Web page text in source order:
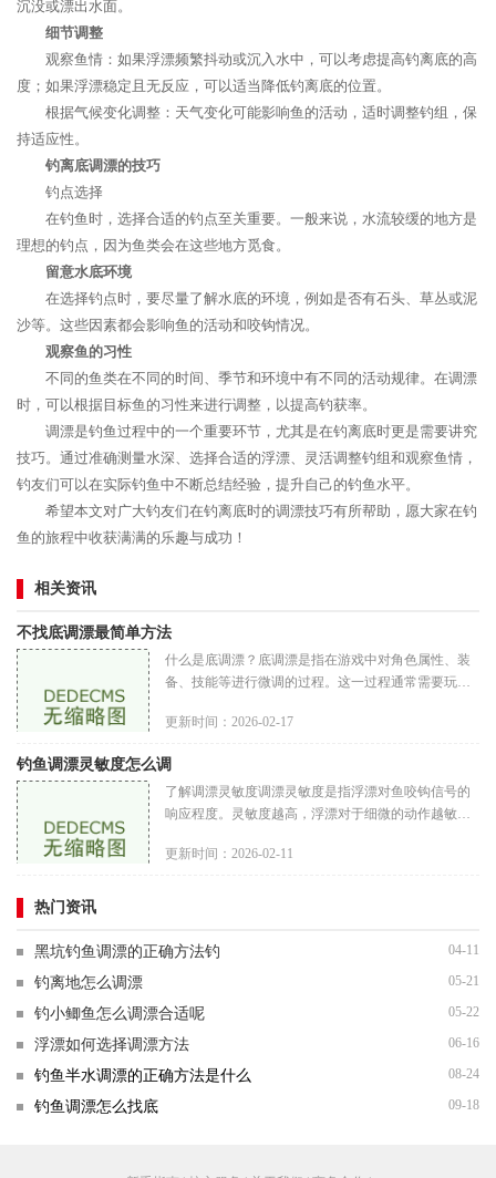
沉没或漂出水面。
细节调整
观察鱼情：如果浮漂频繁抖动或沉入水中，可以考虑提高钓离底的高
度；如果浮漂稳定且无反应，可以适当降低钓离底的位置。
根据气候变化调整：天气变化可能影响鱼的活动，适时调整钓组，保
持适应性。
钓离底调漂的技巧
钓点选择
在钓鱼时，选择合适的钓点至关重要。一般来说，水流较缓的地方是
理想的钓点，因为鱼类会在这些地方觅食。
留意水底环境
在选择钓点时，要尽量了解水底的环境，例如是否有石头、草丛或泥
沙等。这些因素都会影响鱼的活动和咬钩情况。
观察鱼的习性
不同的鱼类在不同的时间、季节和环境中有不同的活动规律。在调漂
时，可以根据目标鱼的习性来进行调整，以提高钓获率。
调漂是钓鱼过程中的一个重要环节，尤其是在钓离底时更是需要讲究
技巧。通过准确测量水深、选择合适的浮漂、灵活调整钓组和观察鱼情，
钓友们可以在实际钓鱼中不断总结经验，提升自己的钓鱼水平。
希望本文对广大钓友们在钓离底时的调漂技巧有所帮助，愿大家在钓
鱼的旅程中收获满满的乐趣与成功！
相关资讯
不找底调漂最简单方法
什么是底调漂？底调漂是指在游戏中对角色属性、装
备、技能等进行微调的过程。这一过程通常需要玩家
算。底调漂的目标是确保角色
更新时间：2026-02-17
钓鱼调漂灵敏度怎么调
了解调漂灵敏度调漂灵敏度是指浮漂对鱼咬钩信号的
响应程度。灵敏度越高，浮漂对于细微的动作越敏
整通常涉及到以下几个方面浮
更新时间：2026-02-11
热门资讯
黑坑钓鱼调漂的正确方法钓 04-11
钓离地怎么调漂 05-21
钓小鲫鱼怎么调漂合适呢 05-22
浮漂如何选择调漂方法 06-16
钓鱼半水调漂的正确方法是什么 08-24
钓鱼调漂怎么找底 09-18